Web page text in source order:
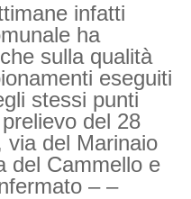
infatti
ha
sulla qualità
eseguiti
stessi punti
del 28
via del Marinaio
del Cammello e
– –